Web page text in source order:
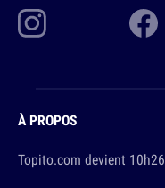
À PROPOS
Topito.com devient 10h26